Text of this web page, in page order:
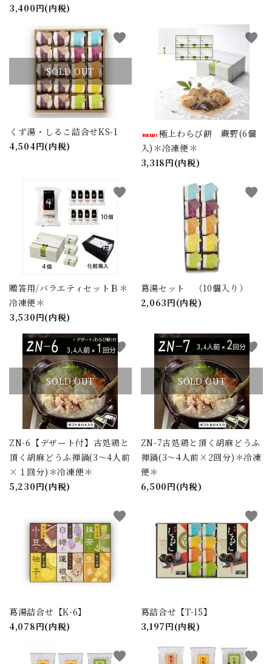
3,400円(内税)
SOLD OUT
くず湯・しるこ詰合せKS-1
4,504円(内税)
favorite
極上わらび餅 蕨野(6個
入)＊冷凍便＊
3,318円(内税)
favorite
贈答用/バラエティセットＢ＊
冷凍便＊
3,530円(内税)
favorite
葛湯セット （10個入り）
2,063円(内税)
favorite
SOLD OUT
ZN-6【デザート付】古処鶏と
頂く胡麻どうふ禅鍋(3～4人前
×１回分)＊冷凍便＊
5,230円(内税)
favorite
SOLD OUT
ZN-7古処鶏と頂く胡麻どうふ
禅鍋(3～4人前×2回分)＊冷凍
便＊
6,500円(内税)
favorite
葛湯詰合せ【K-6】
4,078円(内税)
favorite
葛詰合せ【T-15】
3,197円(内税)
favorite
favorite favorite